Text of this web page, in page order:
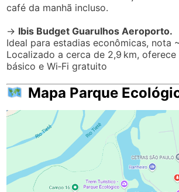
Site informativo:
Endereço do Parque
do tietê
Via Parque, 8055 – Vila Santo
Cep: 03719-000
Perguntas
Ecológico do Tietê
Qual é o valor da entrada?
A entrada no parque é
totalmente
nos finais de semana e feriados.